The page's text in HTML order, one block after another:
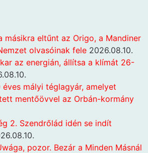
másikra eltűnt az Origo, a Mandiner
olvasóinak fele 2026.08.10.
az energián, állítsa a klímát 26-
éves mályi téglagyár, amelyet
mentőövvel az Orbán-kormány
2. Szendrőlád idén se indít
pozor. Bezár a Minden Másnál